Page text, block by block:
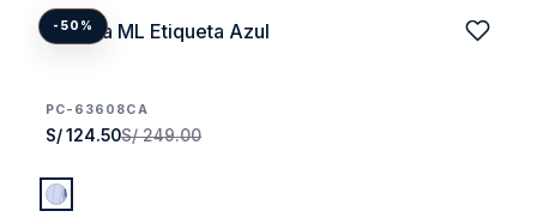
-50%
Camisa ML Etiqueta Azul
PC-63608CA
S/ 124.50S/ 249.00